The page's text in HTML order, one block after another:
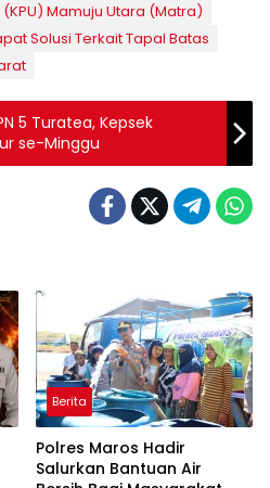
Mamuju Utara (Matra)
Solusi Terkait Tapal Batas
5 Turatea, Kepsek
se-Minggu
Berita
Polres Maros Hadir
Salurkan Bantuan Air